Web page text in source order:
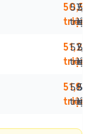
50,5
triệu
57,09
triệu
53,89
triệu
51,2
triệu
57,83
triệu
54,63
triệu
51,9
triệu
58,56
triệu
55,36
triệu